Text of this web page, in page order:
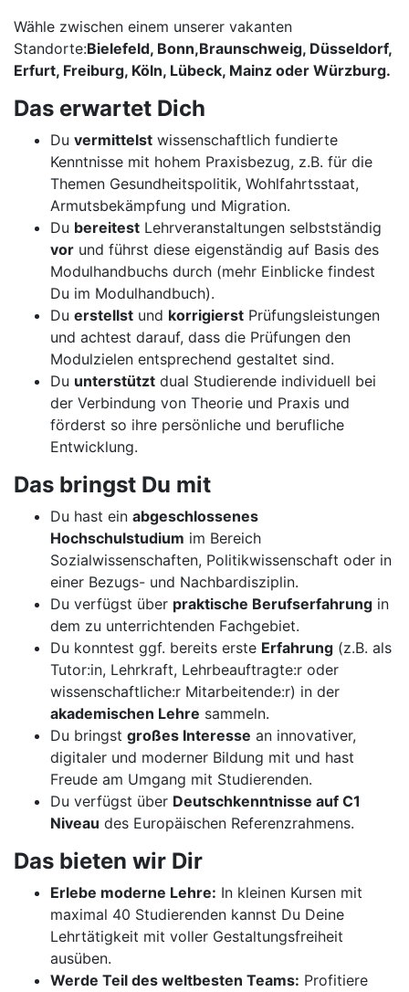
Wähle zwischen einem unserer vakanten
Standorte:Bielefeld, Bonn,Braunschweig, Düsseldorf,
Erfurt, Freiburg, Köln, Lübeck, Mainz oder Würzburg.
Das erwartet Dich
Du vermittelst wissenschaftlich fundierte
Kenntnisse mit hohem Praxisbezug, z.B. für die
Themen Gesundheitspolitik, Wohlfahrtsstaat,
Armutsbekämpfung und Migration.
Du bereitest Lehrveranstaltungen selbstständig
vor und führst diese eigenständig auf Basis des
Modulhandbuchs durch (mehr Einblicke findest
Du im Modulhandbuch).
Du erstellst und korrigierst Prüfungsleistungen
und achtest darauf, dass die Prüfungen den
Modulzielen entsprechend gestaltet sind.
Du unterstützt dual Studierende individuell bei
der Verbindung von Theorie und Praxis und
förderst so ihre persönliche und berufliche
Entwicklung.
Das bringst Du mit
Du hast ein abgeschlossenes
Hochschulstudium im Bereich
Sozialwissenschaften, Politikwissenschaft oder in
einer Bezugs- und Nachbardisziplin.
Du verfügst über praktische Berufserfahrung in
dem zu unterrichtenden Fachgebiet.
Du konntest ggf. bereits erste Erfahrung (z.B. als
Tutor:in, Lehrkraft, Lehrbeauftragte:r oder
wissenschaftliche:r Mitarbeitende:r) in der
akademischen Lehre sammeln.
Du bringst großes Interesse an innovativer,
digitaler und moderner Bildung mit und hast
Freude am Umgang mit Studierenden.
Du verfügst über Deutschkenntnisse auf C1
Niveau des Europäischen Referenzrahmens.
Das bieten wir Dir
Erlebe moderne Lehre: In kleinen Kursen mit
maximal 40 Studierenden kannst Du Deine
Lehrtätigkeit mit voller Gestaltungsfreiheit
ausüben.
Werde Teil des weltbesten Teams: Profitiere